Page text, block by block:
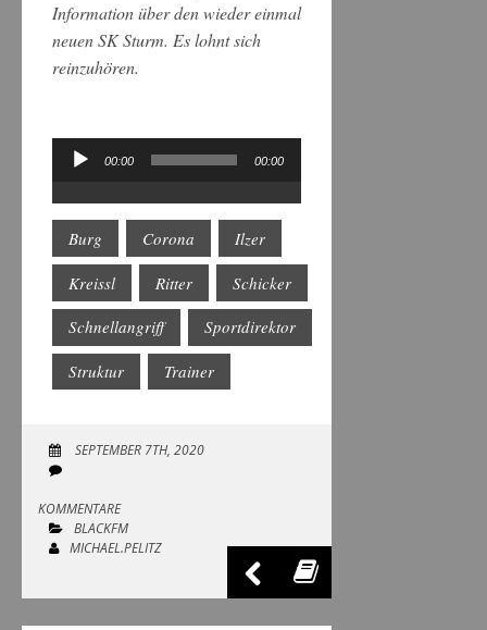
Information über den wieder einmal
neuen SK Sturm. Es lohnt sich
reinzuhören.
Audio-
00:00 00:00
Burg Corona Ilzer
Kreissl Ritter Schicker
Schnellangriff Sportdirektor
Struktur Trainer
SEPTEMBER 7TH, 2020
KOMMENTARE
BLACKFM
MICHAEL.PELITZ